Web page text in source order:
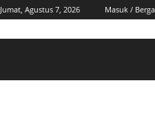
Jumat, Agustus 7, 2026
Masuk /